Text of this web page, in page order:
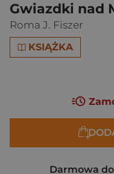
Gwiazdki nad
Roma J. Fiszer
KSIĄŻKA
Darmowa